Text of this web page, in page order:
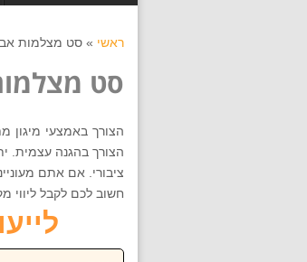
ראשי » סט מצלמות
סט
הצורך באמצעי מיגון
הצורך בהגנה עצמית.
ציבורי. אם אתם
חשוב לכם לקבל ליווי מקצועי
שם: